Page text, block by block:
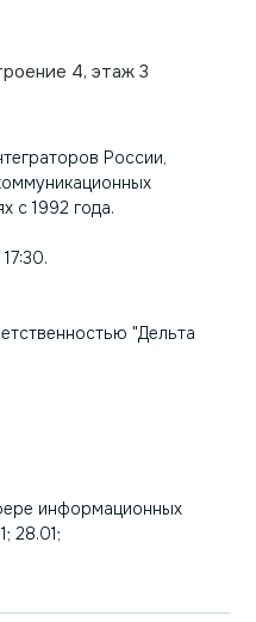
4, этаж 3
России,
с 1992 года.
"Дельта
информационных
28.01;